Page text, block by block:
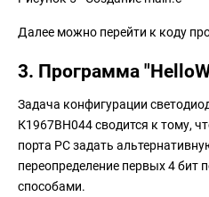
Далее можно перейти к коду
3. Программа
Задача конфигурации
К1967ВН044 сводится к тому,
порта PC задать
переопределение первых 4 бит
способами.